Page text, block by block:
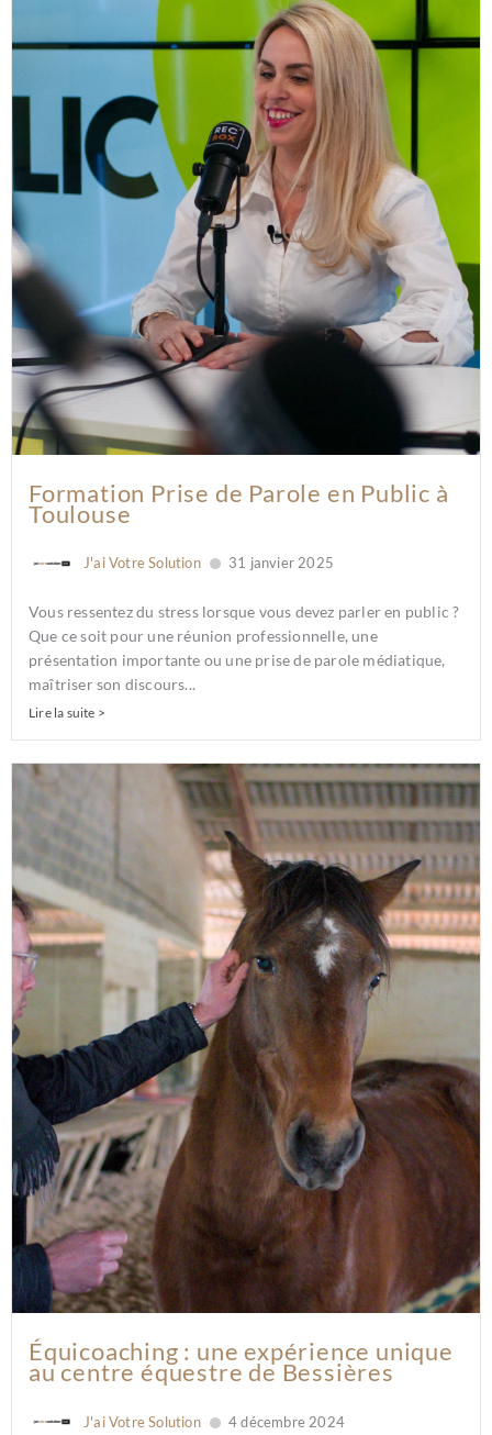
Formation Prise de Parole en Public à
Toulouse
J'ai Votre Solution 31 janvier 2025
Vous ressentez du stress lorsque vous devez parler en public ?
Que ce soit pour une réunion professionnelle, une
présentation importante ou une prise de parole médiatique,
maîtriser son discours...
Lire la suite >
Équicoaching : une expérience unique
au centre équestre de Bessières
J'ai Votre Solution 4 décembre 2024